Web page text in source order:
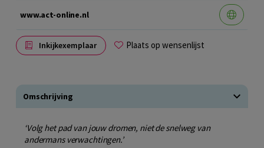
www.act-online.nl
Inkijkexemplaar Plaats op wensenlijst
Omschrijving
‘Volg het pad van jouw dromen, niet de snelweg van
andermans verwachtingen.’